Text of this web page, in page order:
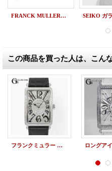
FRANCK MULLERブランド AWI クラシックライン ダイヤ 限定
この商品を買った人は、こん
フランクミュラー ロングアイランド 1200SC パヴェダイヤモンド加工